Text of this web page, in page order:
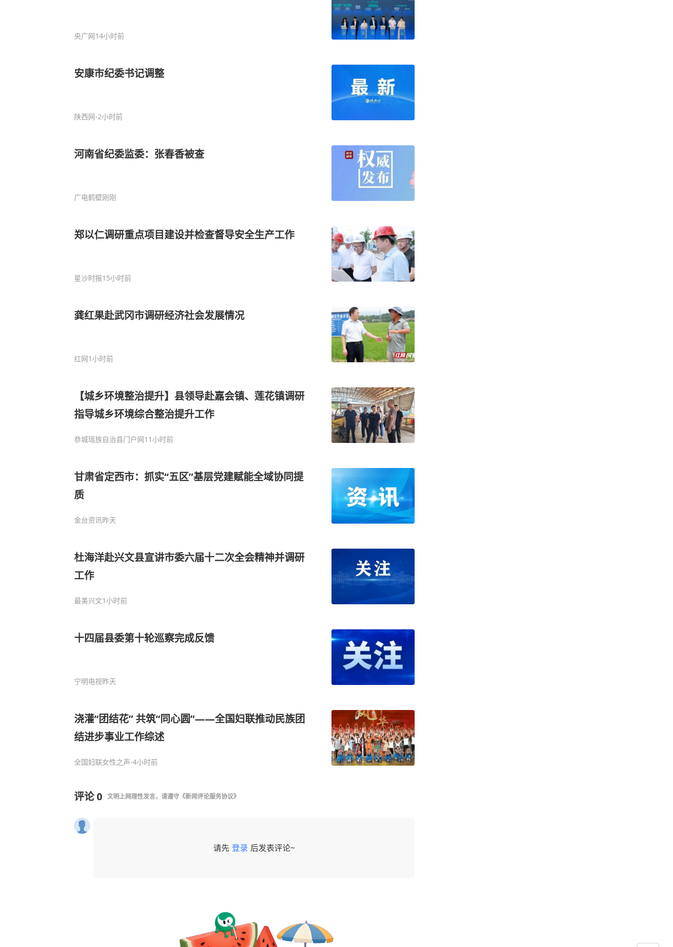
央广网14小时前
安康市纪委书记调整
陕西网-2小时前
河南省纪委监委：张春香被查
广电鹤壁刚刚
郑以仁调研重点项目建设并检查督导安全生产工作
星沙时报15小时前
龚红果赴武冈市调研经济社会发展情况
红网1小时前
【城乡环境整治提升】县领导赴嘉会镇、莲花镇调研
指导城乡环境综合整治提升工作
恭城瑶族自治县门户网11小时前
甘肃省定西市：抓实“五区”基层党建赋能全域协同提
质
金台资讯昨天
杜海洋赴兴文县宣讲市委六届十二次全会精神并调研
工作
最美兴文1小时前
十四届县委第十轮巡察完成反馈
宁明电视昨天
浇灌“团结花” 共筑“同心圆”——全国妇联推动民族团
结进步事业工作综述
全国妇联女性之声-4小时前
评论0 文明上网理性发言，请遵守 《新闻评论服务协议》
请先 登录 后发表评论~